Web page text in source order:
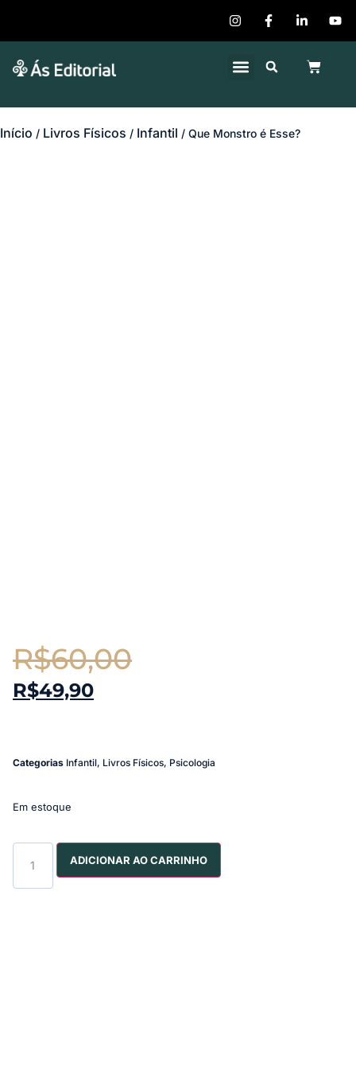
Início / Livros Físicos / Infantil / Que Monstro é Esse?
R$60,00
R$49,90
Categorias Infantil, Livros Físicos, Psicologia
Em estoque
ADICIONAR AO CARRINHO